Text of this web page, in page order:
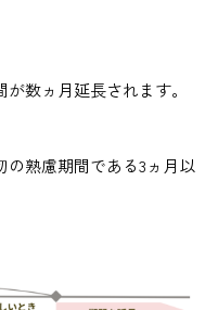
数ヵ月延長されます。
の熟慮期間である3ヵ月以